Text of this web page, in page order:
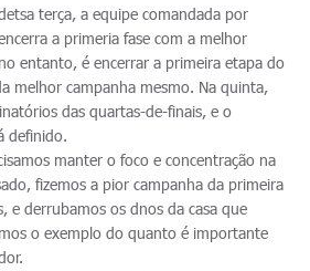
terça, a equipe comandada por
a primeria fase com a melhor
entanto, é encerrar a primeira etapa do
melhor campanha mesmo. Na quinta,
das quartas-de-finais, e o
definido.
manter o foco e concentração na
fizemos a pior campanha da primeira
e derrubamos os dnos da casa que
o exemplo do quanto é importante